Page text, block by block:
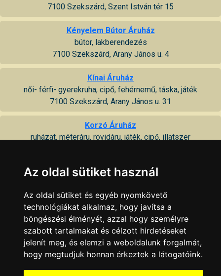
7100 Szekszárd, Szent István tér 15
Kényelem Bútor Áruház
bútor, lakberendezés
7100 Szekszárd, Arany János u. 4
Kínai Áruház
női- férfi- gyerekruha, cipő, fehérnemű, táska, játék
7100 Szekszárd, Arany János u. 31
Korzó Áruház
ruházat, méteráru, rövidáru, játék, cipő, illatszer
OBI áruház
7100 Szekszárd, Tartsay Vilmos u. 89
TESCO áruház
hipermarket
7100 Szekszárd, Tartsay Vilmos u. 40 8
Az oldal sütiket használ
Az oldal sütiket és egyéb nyomkövető
technológiákat alkalmaz, hogy javítsa a
böngészési élményét, azzal hogy személyre
szabott tartalmakat és célzott hirdetéseket
jelenít meg, és elemzi a weboldalunk forgalmát,
hogy megtudjuk honnan érkeztek a látogatóink.